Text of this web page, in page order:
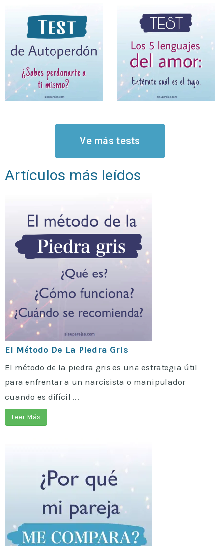
Ve más tests
Artículos más leídos
El Método De La Piedra Gris
El método de la piedra gris es una estrategia útil
para enfrentar a un narcisista o manipulador
cuando es difícil ...
Leer Más